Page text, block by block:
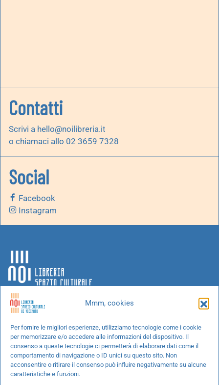
Mmm, cookies
Per fornire le migliori esperienze, utilizziamo tecnologie come i cookie
per memorizzare e/o accedere alle informazioni del dispositivo. Il
consenso a queste tecnologie ci permetterà di elaborare dati come il
comportamento di navigazione o ID unici su questo sito. Non
acconsentire o ritirare il consenso può influire negativamente su alcune
caratteristiche e funzioni.
Contatti
Scrivi a hello@noilibreria.it
o chiamaci allo 02 3659 7328
Social
Facebook
Instagram
Chi siamo
Progetti speciali
Richiedi un libro
Spedizioni